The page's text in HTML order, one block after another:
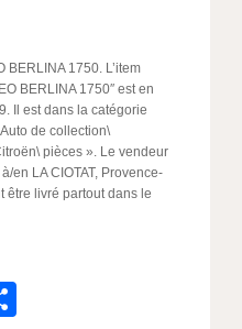
BERLINA 1750. L’item
BERLINA 1750″ est en
Il est dans la catégorie
de collection\
pièces ». Le vendeur
en LA CIOTAT, Provence-
être livré partout dans le